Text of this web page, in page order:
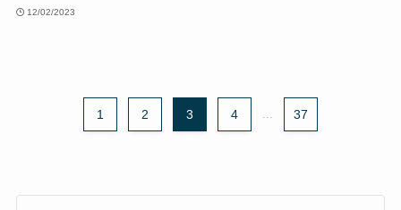
12/02/2023
1 2 3 4 ... 37